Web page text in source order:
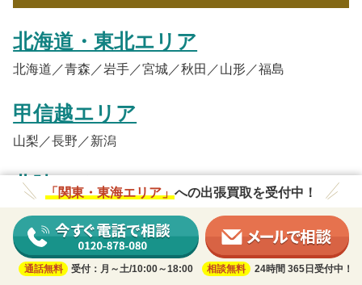
北海道・東北エリア
北海道／青森／岩手／宮城／秋田／山形／福島
甲信越エリア
山梨／長野／新潟
北陸エリア
関西エリア
「関東・東海エリア」 への出張買取を受付中！
通話無料 受付：月～土/10:00～18:00 相談無料 24時間 365日受付中！